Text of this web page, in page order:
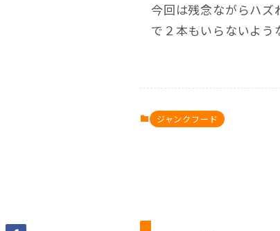
今回は残念ながらハズ
で２本もいらないよう
ジャンクフード